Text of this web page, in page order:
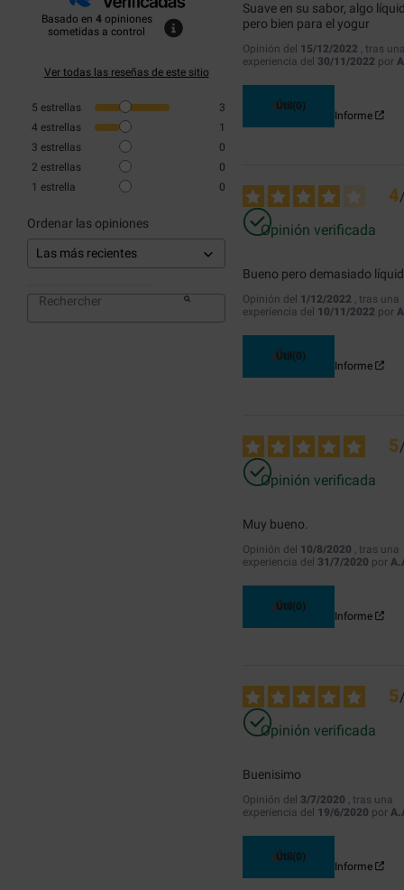
Basado en 4 opiniones
sometidas a control
Ver todas las reseñas de este sitio
5 estrellas
3
4 estrellas
1
3 estrellas
0
2 estrellas
0
1 estrella 0
Ordenar las opiniones
Suave en su sabor, algo
pero bien para el yogur
Opinión del 15/12/2022 , tras
experiencia del 30/11/2022 por
Útil (0)
Informe
4
Opinión verificada
Bueno pero demasiado
Opinión del 1/12/2022 , tras una
experiencia del 10/11/2022 por
Útil (0)
Informe
5
Opinión verificada
Muy bueno.
Opinión del 10/8/2020 , tras una
experiencia del 31/7/2020 por
Útil (0)
Informe
5
Opinión verificada
Buenisimo
Opinión del 3/7/2020 , tras una
experiencia del 19/6/2020 por
Útil (0)
Informe